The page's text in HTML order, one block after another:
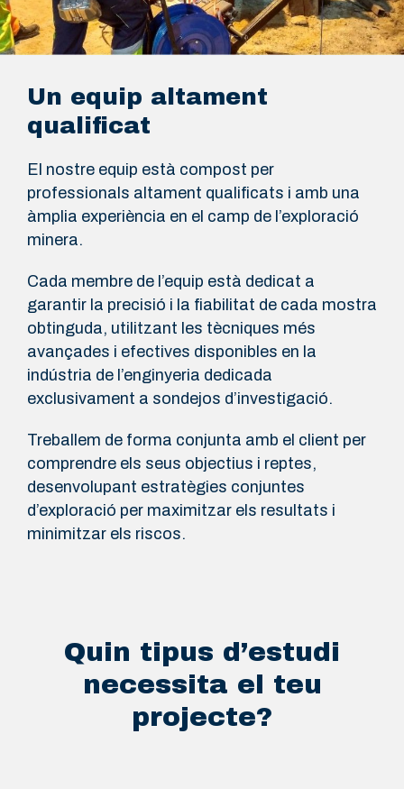
Un equip altament
qualificat
El nostre equip està compost per
professionals altament qualificats i amb una
àmplia experiència en el camp de l’exploració
minera.
Cada membre de l’equip està dedicat a
garantir la precisió i la fiabilitat de cada mostra
obtinguda, utilitzant les tècniques més
avançades i efectives disponibles en la
indústria de l’enginyeria dedicada
exclusivament a sondejos d’investigació.
Treballem de forma conjunta amb el client per
comprendre els seus objectius i reptes,
desenvolupant estratègies conjuntes
d’exploració per maximitzar els resultats i
minimitzar els riscos.
Quin tipus d’estudi
necessita el teu
projecte?